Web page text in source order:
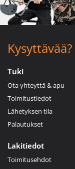
Kysyttävää?
Tuki
Ota yhteyttä & apu
Toimitustiedot
Lähetyksen tila
Palautukset
Lakitiedot
Toimitusehdot